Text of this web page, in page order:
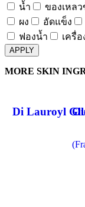
น้ำ ของเหล
ผง
อัดแข็ง
ฟองน้ำ
เครื่
APPLY
MORE SKIN
Di Lauroyl